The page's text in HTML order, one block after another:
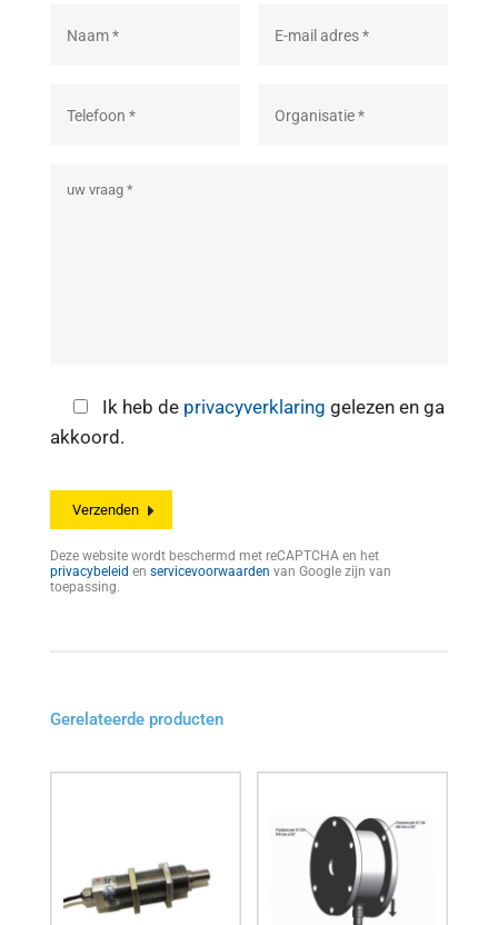
Ik heb de privacyverklaring gelezen en ga
akkoord.
Deze website wordt beschermd met reCAPTCHA en het
privacybeleid en servicevoorwaarden van Google zijn van
toepassing.
Gerelateerde producten